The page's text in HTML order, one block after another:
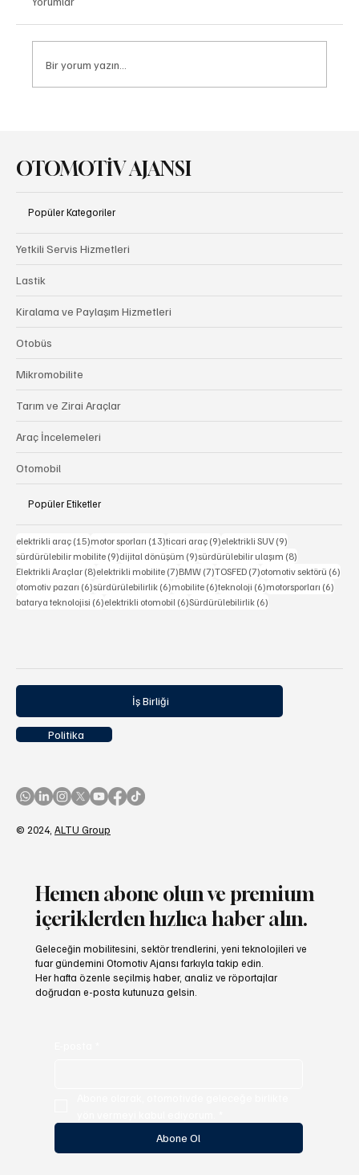
Bir yorum yazın...
Hemen abone olun ve premium
içeriklerden hızlıca haber alın.
Geleceğin mobilitesini, sektör trendlerini, yeni teknolojileri ve
fuar gündemini Otomotiv Ajansı farkıyla takip edin.
Her hafta özenle seçilmiş haber, analiz ve röportajlar
doğrudan e-posta kutunuza gelsin.
Abone Ol
OTOMOTİV AJANSI
Popüler Kategoriler
Yetkili Servis Hizmetleri
Lastik
Kiralama ve Paylaşım Hizmetleri
Otobüs
Mikromobilite
Tarım ve Zirai Araçlar
Araç İncelemeleri
Otomobil
Popüler Etiketler
elektrikli araç (15)15 yazı
motor sporları (13)13 yazı
ticari araç (9)9 yazı
elektrikli SUV (9)
sürdürülebilir mobilite (9)9 yazı
dijital dönüşüm (9)9 yazı
sürdürülebilir ulaşım (8)
Elektrikli Araçlar (8)8 yazı
elektrikli mobilite (7)7 yazı
BMW (7)7 yazı
TOSFED (7)7 yazı
otomotiv sektörü (6)
otomotiv pazarı (6)6 yazı
sürdürülebilirlik (6)6 yazı
mobilite (6)6 yazı
teknoloji (6)6 yazı
motorsporları (6)
batarya teknolojisi (6)6 yazı
elektrikli otomobil (6)6 yazı
Sürdürülebilirlik (6)
İş Birliği
Politika
© 2024, ALTU Group